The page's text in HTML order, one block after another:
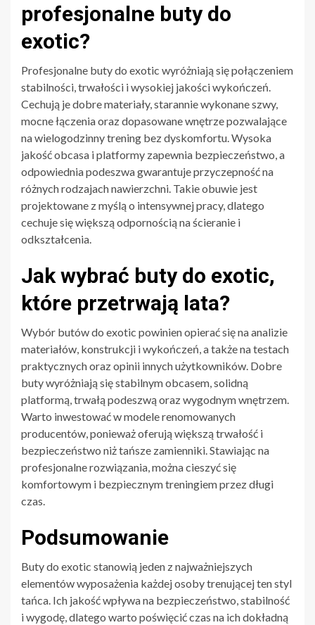
profesjonalne buty do
exotic?
Profesjonalne buty do exotic wyróżniają się połączeniem
stabilności, trwałości i wysokiej jakości wykończeń.
Cechują je dobre materiały, starannie wykonane szwy,
mocne łączenia oraz dopasowane wnętrze pozwalające
na wielogodzinny trening bez dyskomfortu. Wysoka
jakość obcasa i platformy zapewnia bezpieczeństwo, a
odpowiednia podeszwa gwarantuje przyczepność na
różnych rodzajach nawierzchni. Takie obuwie jest
projektowane z myślą o intensywnej pracy, dlatego
cechuje się większą odpornością na ścieranie i
odkształcenia.
Jak wybrać buty do exotic,
które przetrwają lata?
Wybór butów do exotic powinien opierać się na analizie
materiałów, konstrukcji i wykończeń, a także na testach
praktycznych oraz opinii innych użytkowników. Dobre
buty wyróżniają się stabilnym obcasem, solidną
platformą, trwałą podeszwą oraz wygodnym wnętrzem.
Warto inwestować w modele renomowanych
producentów, ponieważ oferują większą trwałość i
bezpieczeństwo niż tańsze zamienniki. Stawiając na
profesjonalne rozwiązania, można cieszyć się
komfortowym i bezpiecznym treningiem przez długi
czas.
Podsumowanie
Buty do exotic stanowią jeden z najważniejszych
elementów wyposażenia każdej osoby trenującej ten styl
tańca. Ich jakość wpływa na bezpieczeństwo, stabilność
i wygodę, dlatego warto poświęcić czas na ich dokładną